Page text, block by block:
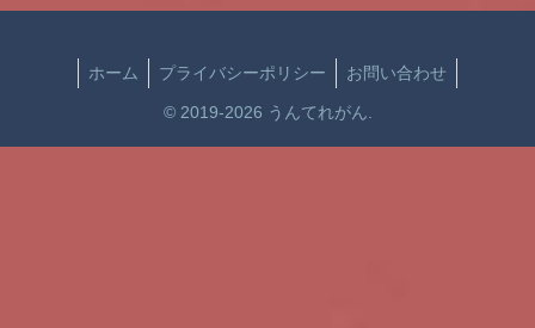
ホーム プライバシーポリシー お問い合わせ
© 2019-2026 うんてれがん.